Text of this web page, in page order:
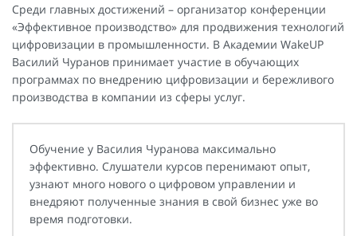
Среди главных достижений – организатор конференции
«Эффективное производство» для продвижения технологий
цифровизации в промышленности. В Академии WakeUP
Василий Чуранов принимает участие в обучающих
программах по внедрению цифровизации и бережливого
производства в компании из сферы услуг.
Обучение у Василия Чуранова максимально
эффективно. Слушатели курсов перенимают опыт,
узнают много нового о цифровом управлении и
внедряют полученные знания в свой бизнес уже во
время подготовки.